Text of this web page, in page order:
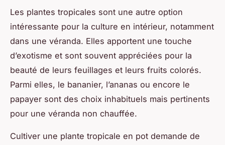
Les plantes tropicales sont une autre option
intéressante pour la culture en intérieur, notamment
dans une véranda. Elles apportent une touche
d’exotisme et sont souvent appréciées pour la
beauté de leurs feuillages et leurs fruits colorés.
Parmi elles, le bananier, l’ananas ou encore le
papayer sont des choix inhabituels mais pertinents
pour une véranda non chauffée.
Cultiver une plante tropicale en pot demande de